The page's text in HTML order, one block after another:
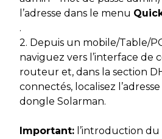
l’adresse dans le menu
.
2. Depuis un mobile/Table/
naviguez vers l’interface de
routeur et, dans la section
connectés, localisez
dongle Solarman.
Important: l’introduction